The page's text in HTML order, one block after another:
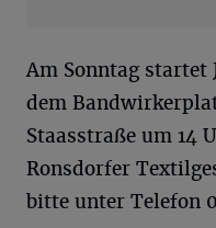
Am Sonntag startet
dem
Staasstraße um 14
Ronsdorfer
bitte unter Telefon